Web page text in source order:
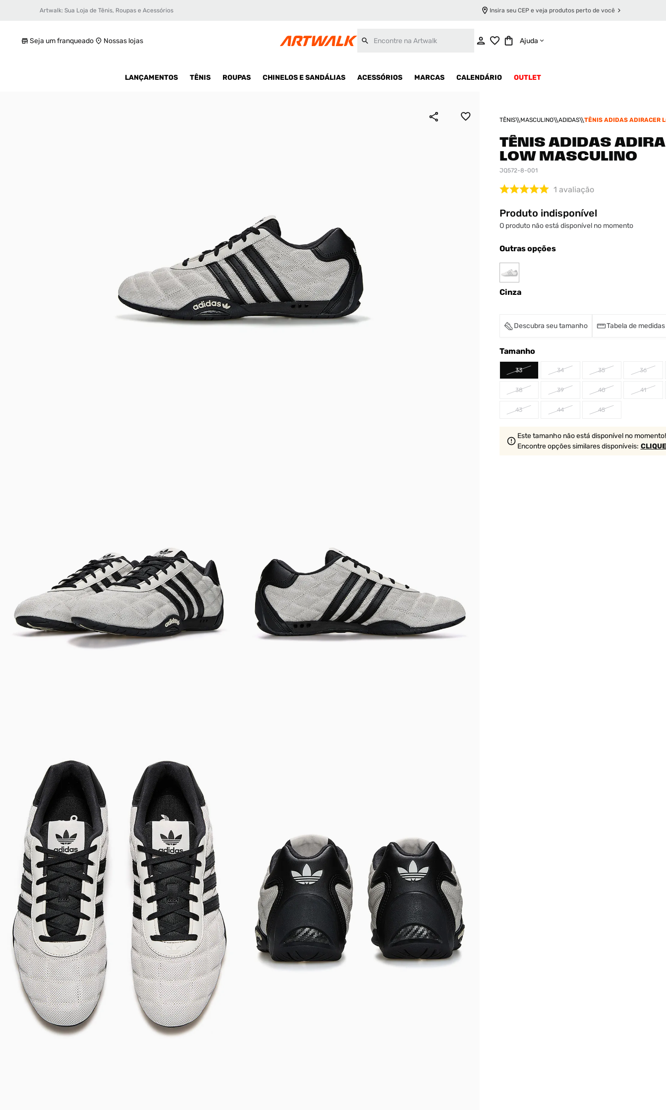
Artwalk: Sua Loja de Tênis, Roupas e Acessórios Insira seu CEP e veja produtos perto de você
Seja um franqueado Nossas lojas Ajuda
LANÇAMENTOS TÊNIS ROUPAS CHINELOS E SANDÁLIAS ACESSÓRIOS MARCAS CALENDÁRIO OUTLET
TÊNIS MASCULINO ADIDAS
TÊNIS ADIDAS ADIRACER
TÊNIS ADIDAS
LOW MASCULINO
JQ572-8-001
1 avaliação
Produto indisponível
O produto não está disponível no momento
Outras opções
Cinza
Descubra seu tamanho Tabela de medidas
Tamanho
33 34 35 36
38 39 40 41
43 44 45
Este tamanho não está disponível no momento!
Encontre opções similaresdisponíveis:
Tênis adidas Adiracer Low Masculino